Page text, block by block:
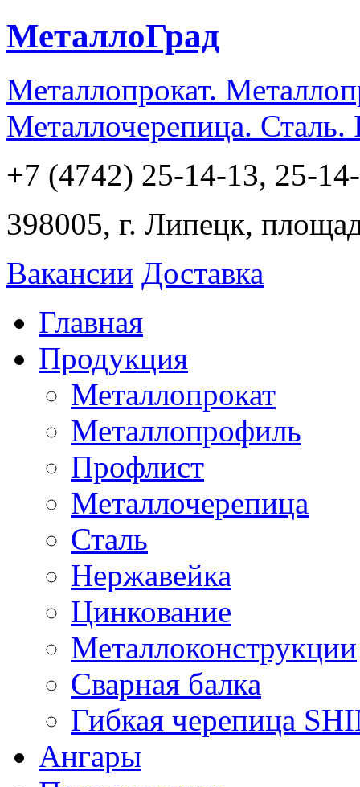
МеталлоГрад
Металлопрокат.
Металлочерепица.
+7 (4742) 25-14-13, 25-
398005, г. Липецк,
Вакансии Доставка
Главная
Продукция
Металлопрокат
Металлопрофиль
Профлист
Металлочерепица
Сталь
Нержавейка
Цинкование
Металлоконструкции
Сварная балка
Гибкая черепица
Ангары